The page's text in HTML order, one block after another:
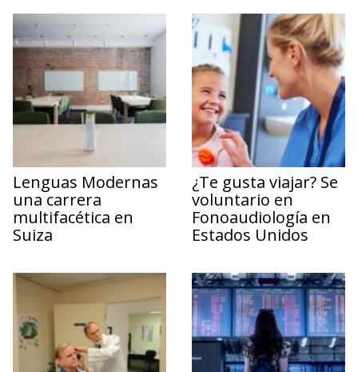
Lenguas Modernas
una carrera
multifacética en
Suiza
¿Te gusta viajar? Se
voluntario en
Fonoaudiología en
Estados Unidos